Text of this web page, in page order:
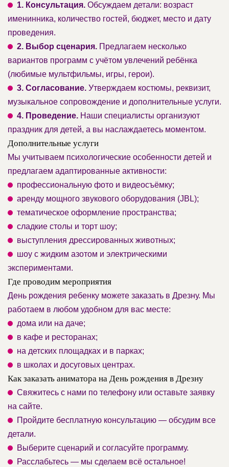
1. Консультация. Обсуждаем детали: возраст
именинника, количество гостей, бюджет, место и дату
проведения.
2. Выбор сценария. Предлагаем несколько
вариантов программ с учётом увлечений ребёнка
(любимые мультфильмы, игры, герои).
3. Согласование. Утверждаем костюмы, реквизит,
музыкальное сопровождение и дополнительные услуги.
4. Проведение. Наши специалисты организуют
праздник для детей, а вы наслаждаетесь моментом.
Дополнительные услуги
Мы учитываем психологические особенности детей и
предлагаем адаптированные активности:
профессиональную фото и видеосъёмку;
аренду мощного звукового оборудования (JBL);
тематическое оформление пространства;
сладкие столы и торт шоу;
выступления дрессированных животных;
шоу с жидким азотом и электрическими
экспериментами.
Где проводим мероприятия
День рождения ребенку можете заказать в Дрезну. Мы
работаем в любом удобном для вас месте:
дома или на даче;
в кафе и ресторанах;
на детских площадках и в парках;
в школах и досуговых центрах.
Как заказать аниматора на День рождения в Дрезну
Свяжитесь с нами по телефону или оставьте заявку
на сайте.
Пройдите бесплатную консультацию — обсудим все
детали.
Выберите сценарий и согласуйте программу.
Расслабьтесь — мы сделаем всё остальное!